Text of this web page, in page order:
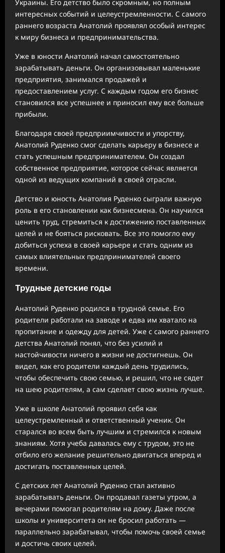
Украины. Его детство было скромным, но полным
интересных событий и целеустремленности. С самого
раннего возраста Анатолий проявлял особый интерес
к миру бизнеса и предпринимательства.
Уже в юности Анатолий начал самостоятельно
зарабатывать деньги. Он организовывал маленькие
предприятия, занимался продажей и
предоставлением услуг. С каждым годом его бизнес
становился все успешнее и приносил ему все больше
прибыли.
Благодаря своей предприимчивости и упорству,
Анатолий Руденко смог сделать карьеру в бизнесе и
стать успешным предпринимателем. Он создал
собственное предприятие, которое сейчас является
одной из ведущих компаний в своей отрасли.
Детство и юность Анатолия Руденко сыграли важную
роль в его становлении как бизнесмена. Он научился
ценить труд, стремиться к достижению поставленных
целей и не бояться рисковать. Все это помогло ему
добиться успеха в своей карьере и стать одним из
самых влиятельных предпринимателей своего
времени.
Трудные детские годы
Анатолий Руденко родился в трудной семье. Его
родители работали на заводе и едва им хватало на
пропитание и одежду для детей. Уже с самого раннего
детства Анатолий понял, что без усилий и
настойчивости ничего в жизни не достигнешь. Он
видел, как его родители каждый день трудились,
чтобы обеспечить свою семью, и решил, что не сядет
на шею родителям, а сам сделает свою жизнь лучше.
Уже в школе Анатолий проявил себя как
целеустремленный и ответственный ученик. Он
старался во всем быть лучшим и стремился к новым
знаниям. Хотя учеба давалась ему с трудом, это не
отбило его желание решительно двигаться вперед и
достигать поставленных целей.
С детских лет Анатолий Руденко стал активно
зарабатывать деньги. Он продавал газеты утром, а
вечерами помогал родителям на дому. Даже после
школы и университета он не бросил работать —
параллельно зарабатывал, чтобы помочь своей семье
и достичь своих целей.